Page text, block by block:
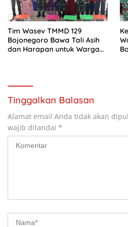
Tim Wasev TMMD 129
Bojonegoro Bawa Tali Asih
dan Harapan untuk Warga
Tinggalkan Balasan
Alamat email Anda tidak akan
wajib ditandai *